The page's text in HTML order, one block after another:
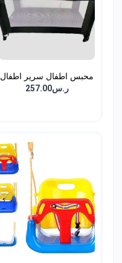
محبس اطفال سرير اطفال
د...ر.س257.00